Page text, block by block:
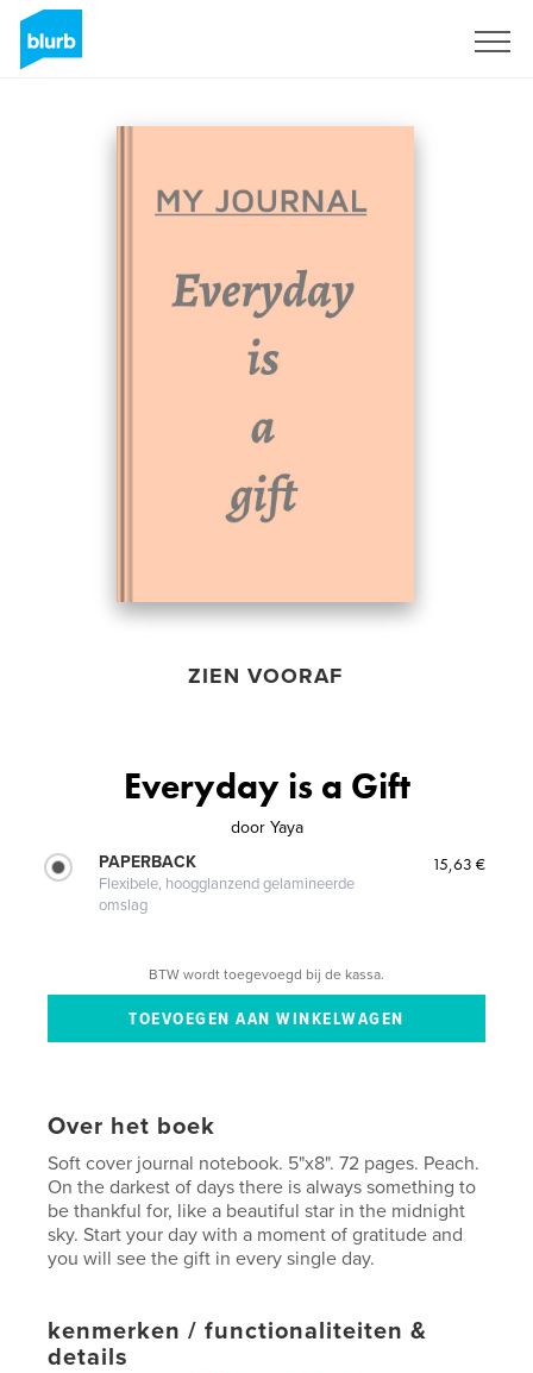
ZIEN VOORAF
Everyday is a Gift
door Yaya
PAPERBACK
Flexibele, hoogglanzend gelamineerde
omslag
15,63 €
BTW wordt toegevoegd bij de kassa.
Over het boek
Soft cover journal notebook. 5"x8". 72 pages. Peach.
On the darkest of days there is always something to
be thankful for, like a beautiful star in the midnight
sky. Start your day with a moment of gratitude and
you will see the gift in every single day.
kenmerken / functionaliteiten &
details